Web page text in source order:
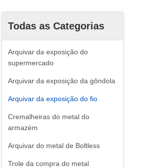
Todas as Categorias
Arquivar da exposição do
supermercado
Arquivar da exposição da gôndola
Arquivar da exposição do fio
Cremalheiras do metal do
armazém
Arquivar do metal de Boltless
Trole da compra do metal